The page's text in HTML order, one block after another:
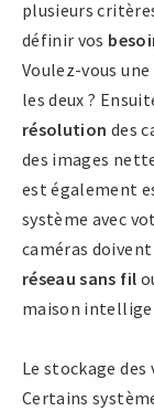
plusieurs
définir vos
Voulez-vous
les deux ?
résolution des
des images
est également
système avec
caméras
réseau sans fil
maison
Le stockage
Certains